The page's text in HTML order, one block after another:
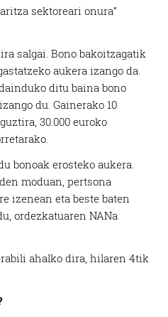
sektoreari onura”
salgai. Bono bakoitzagatik
aukera izango da.
ditu baina bono
du. Gainerako 10
30.000 euroko
bonoak erosteko aukera.
moduan, pertsona
izenean eta beste baten
ordezkatuaren NANa
ahalko dira, hilaren 4tik